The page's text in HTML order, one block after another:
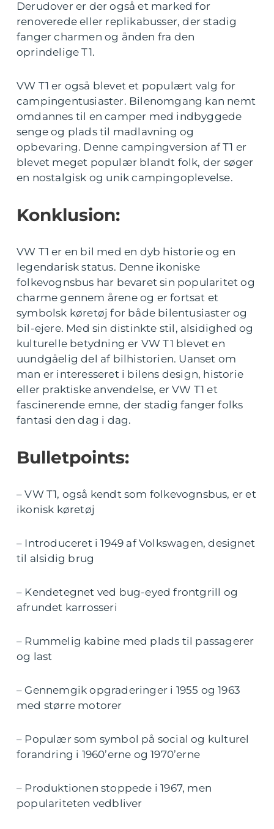
Derudover er der også et marked for
renoverede eller replikabusser, der stadig
fanger charmen og ånden fra den
oprindelige T1.
VW T1 er også blevet et populært valg for
campingentusiaster. Bilenomgang kan nemt
omdannes til en camper med indbyggede
senge og plads til madlavning og
opbevaring. Denne campingversion af T1 er
blevet meget populær blandt folk, der søger
en nostalgisk og unik campingoplevelse.
Konklusion:
VW T1 er en bil med en dyb historie og en
legendarisk status. Denne ikoniske
folkevognsbus har bevaret sin popularitet og
charme gennem årene og er fortsat et
symbolsk køretøj for både bilentusiaster og
bil-ejere. Med sin distinkte stil, alsidighed og
kulturelle betydning er VW T1 blevet en
uundgåelig del af bilhistorien. Uanset om
man er interesseret i bilens design, historie
eller praktiske anvendelse, er VW T1 et
fascinerende emne, der stadig fanger folks
fantasi den dag i dag.
Bulletpoints:
– VW T1, også kendt som folkevognsbus, er et
ikonisk køretøj
– Introduceret i 1949 af Volkswagen, designet
til alsidig brug
– Kendetegnet ved bug-eyed frontgrill og
afrundet karrosseri
– Rummelig kabine med plads til passagerer
og last
– Gennemgik opgraderinger i 1955 og 1963
med større motorer
– Populær som symbol på social og kulturel
forandring i 1960’erne og 1970’erne
– Produktionen stoppede i 1967, men
populariteten vedbliver